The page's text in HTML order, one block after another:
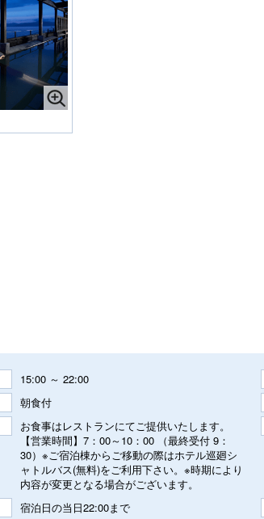
15:00 ～ 22:00
朝食付
お食事はレストランにてご提供いたします。
【営業時間】7：00～10：00 （最終受付 9：
30）※ご宿泊棟からご移動の際はホテル巡廻シ
ャトルバス(無料)をご利用下さい。※時期により
内容が変更となる場合がございます。
宿泊日の当日22:00まで